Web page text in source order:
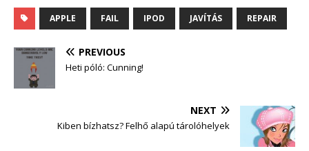
APPLE FAIL IPOD JAVÍTÁS REPAIR
PREVIOUS
Heti póló: Cunning!
NEXT
Kiben bízhatsz? Felhő alapú tárolóhelyek